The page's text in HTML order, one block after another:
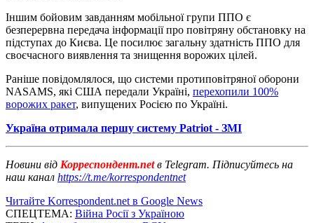
Іншим бойовим завданням мобільної групи ППО є
безперервна передача інформації про повітряну обстановку на
підступах до Києва. Це посилює загальну здатність ППО для
своєчасного виявлення та знищення ворожих цілей.
Раніше повідомлялося, що системи протиповітряної оборони
NASAMS, які США передали Україні, перехопили 100%
ворожих ракет, випущених Росією по Україні.
Україна отримала першу систему Patriot - ЗМІ
Новини від Корреспондент.netв Telegram. Підписуйтесь на
наш канал https://t.me/korrespondentnet
Читайте Korrespondent.net в Google News
СПЕЦТЕМА: Війна Росії з Україною